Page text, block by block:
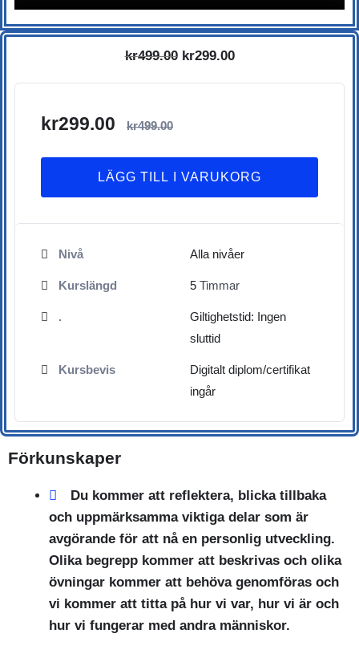
kr499.00 Det
kr299.00Det
kr299.00 kr499.00
LÄGG TILL I VARUKORG
Nivå Alla nivåer
Kurslängd 5Timmar
.
Giltighetstid: Ingen
sluttid
Kursbevis
Digitalt diplom/certifikat
ingår
Förkunskaper
Du kommer att reflektera, blicka tillbaka
och uppmärksamma viktiga delar som är
avgörande för att nå en personlig utveckling.
Olika begrepp kommer att beskrivas och olika
övningar kommer att behöva genomföras och
vi kommer att titta på hur vi var, hur vi är och
hur vi fungerar med andra människor.